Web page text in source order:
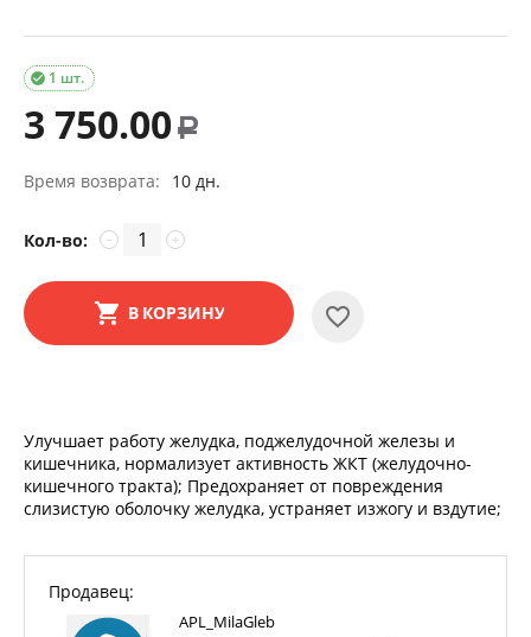
1 шт.

3 750.00 Р
Время возврата: 10 дн.
Кол-во: +
−
В КОРЗИНУ
Улучшает работу желудка, поджелудочной железы и
кишечника, нормализует активность ЖКТ (желудочно-
кишечного тракта); Предохраняет от повреждения
слизистую оболочку желудка, устраняет изжогу и вздутие;
Продавец:
APL_MilaGleb